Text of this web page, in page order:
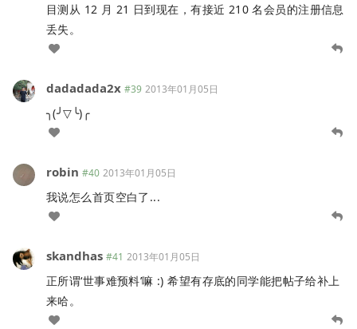
目测从 12 月 21 日到现在，有接近 210 名会员的注册信息
丢失。
dadadada2x #39 2013年01月05日
╮(╯▽╰)╭
robin #40 2013年01月05日
我说怎么首页空白了...
skandhas #41 2013年01月05日
正所谓‘世事难预料’嘛 :) 希望有存底的同学能把帖子给补上
来哈。